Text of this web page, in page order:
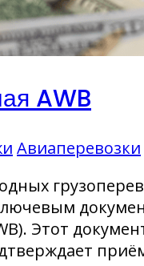
AWB
Авиаперевозки
Этот